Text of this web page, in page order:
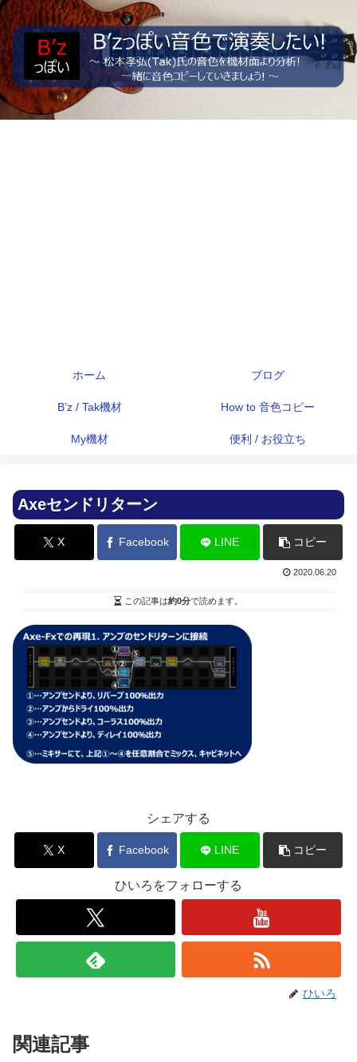
ホーム ブログ
B’z / Tak機材 How to 音色コピー
My機材 便利 / お役立ち
Axeセンドリターン
X Facebook LINE コピー
2020.06.20
この記事は約0分で読めます。
シェアする
X Facebook LINE コピー
ひいろをフォローする
ひいろ
関連記事